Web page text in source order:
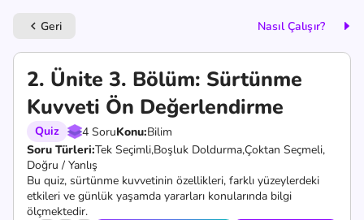
keyboard_arrow_left Geri Nasıl Çalışır?
2. Ünite 3. Bölüm: Sürtünme
Kuvveti Ön Değerlendirme
Quiz 4 SoruKonu:Bilim
Soru Türleri:Tek Seçimli,Boşluk Doldurma,Çoktan Seçmeli,
Doğru / Yanlış
Bu quiz, sürtünme kuvvetinin özellikleri, farklı yüzeylerdeki
etkileri ve günlük yaşamda yararları konularında bilgi
ölçmektedir.